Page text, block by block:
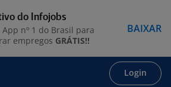
Login
do Infojobs
App nº 1 do Brasil para
empregos GRÁTIS!!
BAIXAR